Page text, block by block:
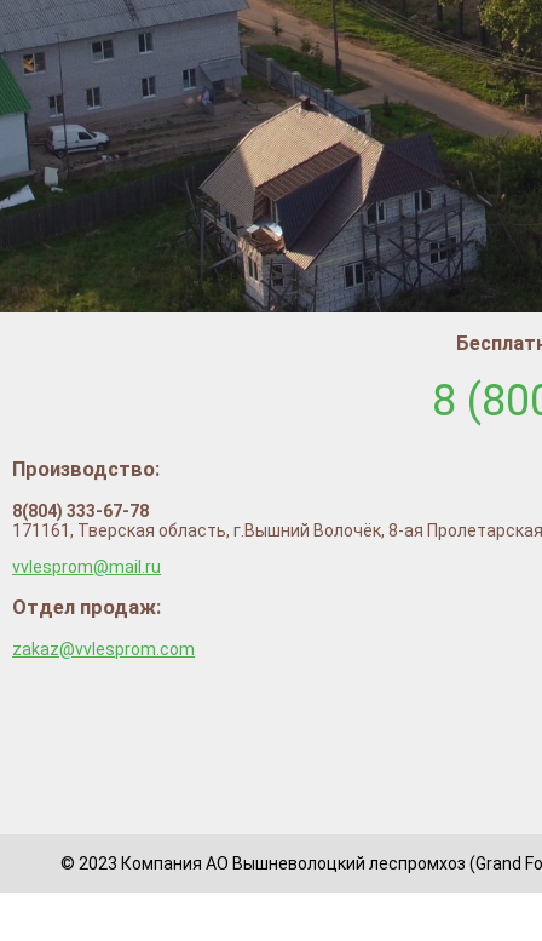
8
Производство:
8(804) 333-67-78
171161, Тверская область, г.Вышний Волочёк, 8-ая
vvlesprom@mail.ru
Отдел продаж:
zakaz@vvlesprom.com
© 2023 Компания АО Вышневолоцкий леспромхоз (Grand